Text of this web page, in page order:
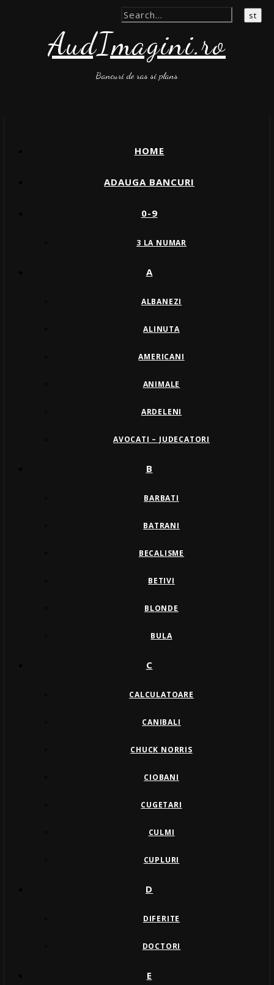
AudImagini.ro
Bancuri de ras si plans
HOME
ADAUGA BANCURI
0-9
3 LA NUMAR
A
ALBANEZI
ALINUTA
AMERICANI
ANIMALE
ARDELENI
AVOCATI – JUDECATORI
B
BARBATI
BATRANI
BECALISME
BETIVI
BLONDE
BULA
C
CALCULATOARE
CANIBALI
CHUCK NORRIS
CIOBANI
CUGETARI
CULMI
CUPLURI
D
DIFERITE
DOCTORI
E